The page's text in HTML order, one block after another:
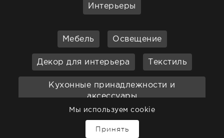
Интерьеры
Мебель Освещение
Декор для интерьера Текстиль
Кухонные принадлежности и
аксессуары
Ванная Садовая мебель
Мы используем cookie
Принять